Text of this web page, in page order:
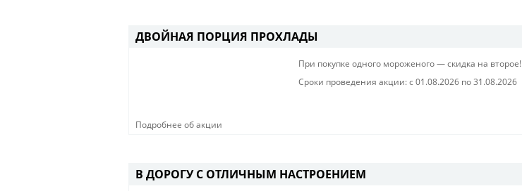
ДВОЙНАЯ ПОРЦИЯ ПРОХЛАДЫ
При покупке одного мороженого — скидка на второе!​​
Сроки проведения акции: с 01.08.2026 по 31.08.2026
Подробнее об акции
В ДОРОГУ С ОТЛИЧНЫМ НАСТРОЕНИЕМ